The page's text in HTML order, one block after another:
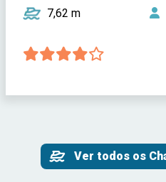
7,62 m
Ver todos os